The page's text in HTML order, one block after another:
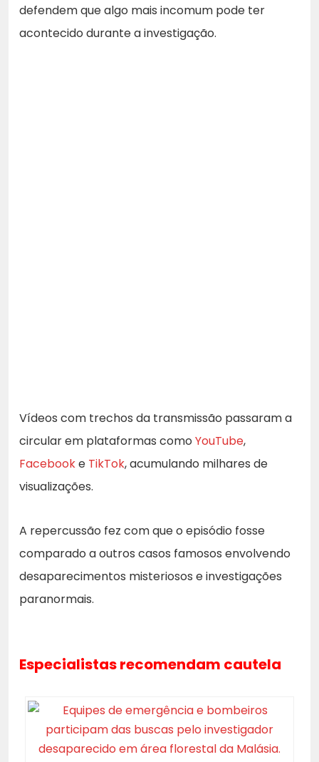
defendem que algo mais incomum pode ter
acontecido durante a investigação.
Vídeos com trechos da transmissão passaram a
circular em plataformas como YouTube,
Facebooke TikTok, acumulando milhares de
visualizações.
A repercussão fez com que o episódio fosse
comparado a outros casos famosos envolvendo
desaparecimentos misteriosos e investigações
paranormais.
Especialistas recomendam cautela